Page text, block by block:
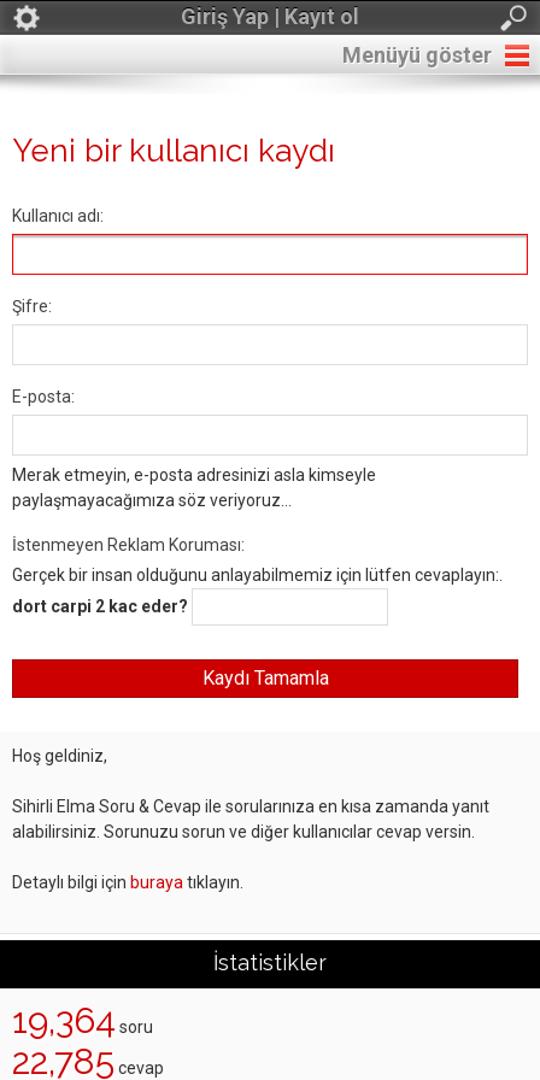
Giriş Yap | Kayıt ol
Menüyü göster
Yeni bir kullanıcı kaydı
Kullanıcı adı:
Şifre:
E-posta:
Merak etmeyin, e-posta adresinizi asla kimseyle
paylaşmayacağımıza söz veriyoruz...
İstenmeyen Reklam Koruması:
Gerçek bir insan olduğunu anlayabilmemiz için lütfen cevaplayın:.
dort carpi 2 kac eder?
Hoş geldiniz,
Sihirli Elma Soru & Cevap ile sorularınıza en kısa zamanda yanıt
alabilirsiniz. Sorunuzu sorun ve diğer kullanıcılar cevap versin.
Detaylı bilgi için buraya tıklayın.
İstatistikler
19,364 soru
22,785 cevap